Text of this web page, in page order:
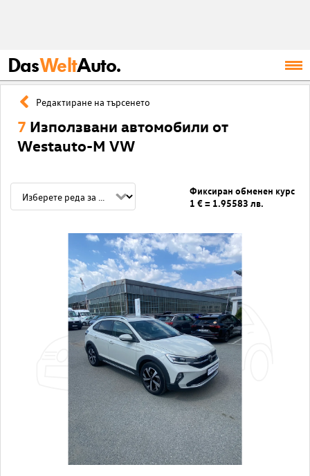
DasWeltAuto.
Редактиране на търсенето
7 Използвани автомобили от
Westauto-M VW
Фиксиран обменен курс
1 € = 1.95583 лв.